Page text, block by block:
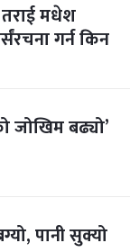
तराई मधेश
गर्न किन
जोखिम बढ्यो’
पानी सुक्यो